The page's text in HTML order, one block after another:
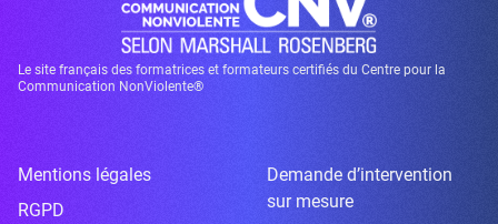
Le site français des formatrices et formateurs certifiés du Centre pour la
Communication NonViolente®
Mentions légales
RGPD
Demande d’intervention
sur mesure